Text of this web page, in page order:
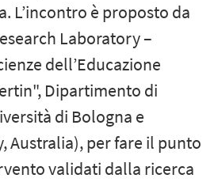
L’incontro è proposto da
Laboratory –
dell’Educazione
Dipartimento di
di Bologna e
Australia), per fare il punto
validati dalla ricerca